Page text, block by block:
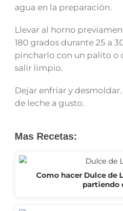
agua en la preparación.
Llevar al horno
180 grados durante 25 a
pincharlo con un palito o
salir limpio.
Dejar enfríar y
de leche a gusto.
Mas Recetas:
Como hacer Dulce de
partiendo